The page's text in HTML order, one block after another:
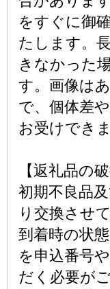
をすぐに御
たします。
きなかった
す。画像は
で、個体差
お受けでき
【返礼品の
初期不良品
り交換させ
到着時の状
を申込番号
だく必要が